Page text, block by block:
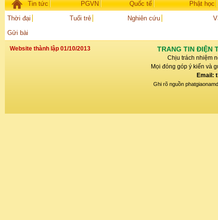
Tin tức PGVN Quốc tế
Phật học
Thời đại
Tuổi trẻ Nghiên cứu
Gửi bài
Website thành lập 01/10/2013 TRANG TIN ĐIỆN
Chịu trách nhiệm
Mọi đóng góp ý kiến và
Email:
Ghi rõ nguồn